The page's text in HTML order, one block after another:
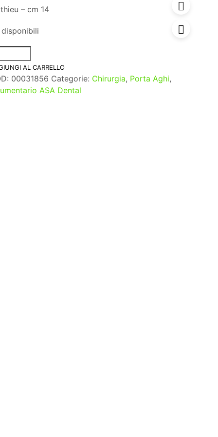
– cm 14
AL CARRELLO
00031856 Categorie: Chirurgia, Porta Aghi,
ASA Dental